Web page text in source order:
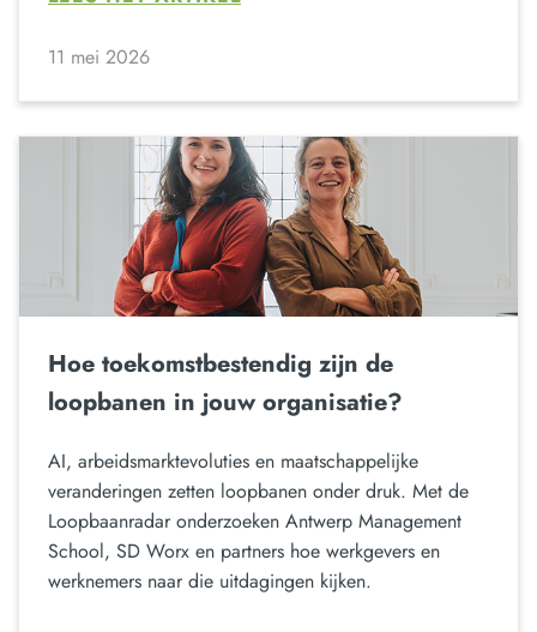
11 mei 2026
Hoe toekomstbestendig zijn de
loopbanen in jouw organisatie?
AI, arbeidsmarktevoluties en maatschappelijke
veranderingen zetten loopbanen onder druk. Met de
Loopbaanradar onderzoeken Antwerp Management
School, SD Worx en partners hoe werkgevers en
werknemers naar die uitdagingen kijken.